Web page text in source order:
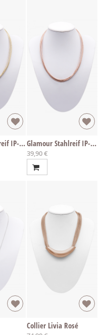
Glamour Stahlreif IP-Gold Glamour Stahlreif IP-Rosegold
39,90 €
Collier Livia Rosé